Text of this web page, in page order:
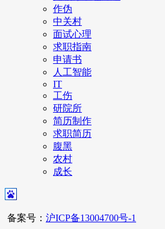
作伪
中关村
面试心理
求职指南
申请书
人工智能
IT
工伤
研院所
简历制作
求职简历
腹黑
农村
成长
备案号： 沪ICP备13004700号-1